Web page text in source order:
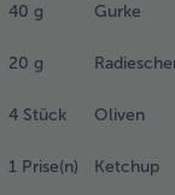
40 g Gurke
20 g
4 Stück Oliven
1 Prise(n) Ketchup
unter
ca.